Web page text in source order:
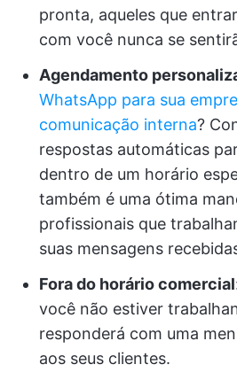
pronta, aqueles que
com você nunca se
Agendamento
WhatsApp para sua
comunicação interna?
respostas automáticas
dentro de um horário
também é uma ótima
profissionais que
suas mensagens
Fora do horário comercial
você não estiver
responderá com uma
aos seus clientes.